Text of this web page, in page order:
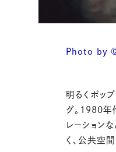
Photo by
明るくポッ
グ。1980年
レーション
く、公共空